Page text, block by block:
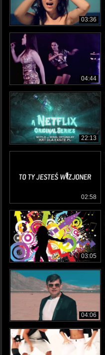
03:36
04:44
22:13
02:58
03:05
04:06